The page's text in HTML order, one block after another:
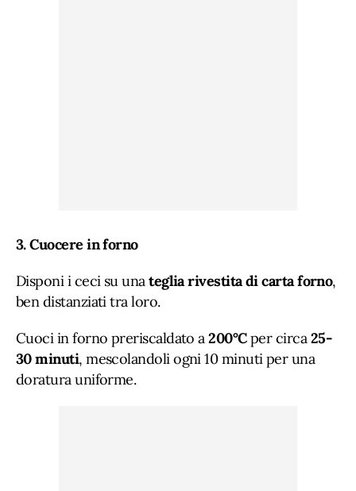
3. Cuocere in forno
Disponi i ceci su unateglia rivestita di carta forno,
ben distanziati tra loro.
Cuoci in forno preriscaldato a200°Cper circa25-
30 minuti, mescolandoli ogni 10 minuti per una
doratura uniforme.